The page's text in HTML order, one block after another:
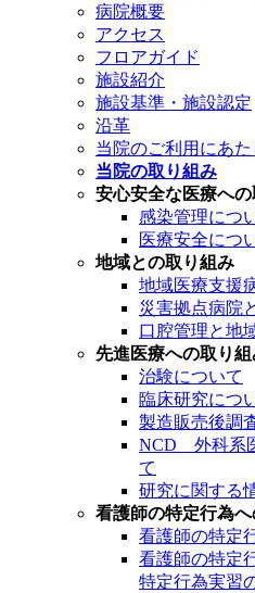
病院概要
アクセス
フロアガイド
施設紹介
施設基準・施設認定
沿革
当院のご利用にあた
当院の取り組み
安心安全な医療へ
感染管理につ
医療安全につ
地域との取り組み
地域医療支援
災害拠点病院
口腔管理と地
先進医療への取り組
治験について
臨床研究につ
製造販売後調
NCD 外科系
て
研究に関する
看護師の特定行為
看護師の特定
看護師の特定
特定行為実習